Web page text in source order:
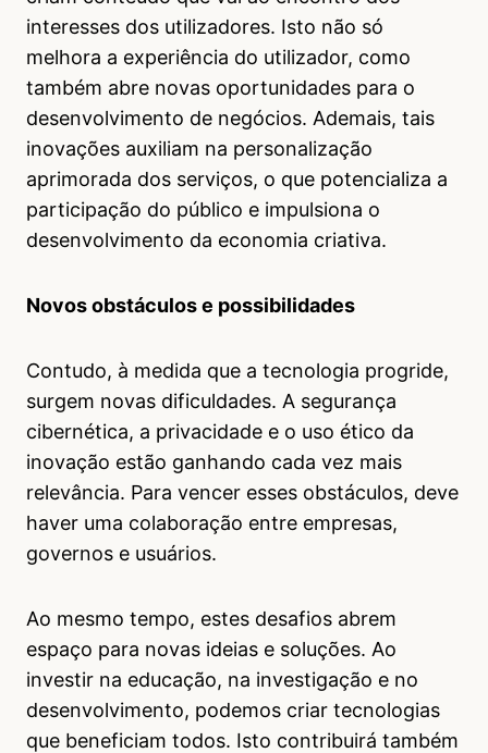
interesses dos utilizadores. Isto não só
melhora a experiência do utilizador, como
também abre novas oportunidades para o
desenvolvimento de negócios. Ademais, tais
inovações auxiliam na personalização
aprimorada dos serviços, o que potencializa a
participação do público e impulsiona o
desenvolvimento da economia criativa.
Novos obstáculos e possibilidades
Contudo, à medida que a tecnologia progride,
surgem novas dificuldades. A segurança
cibernética, a privacidade e o uso ético da
inovação estão ganhando cada vez mais
relevância. Para vencer esses obstáculos, deve
haver uma colaboração entre empresas,
governos e usuários.
Ao mesmo tempo, estes desafios abrem
espaço para novas ideias e soluções. Ao
investir na educação, na investigação e no
desenvolvimento, podemos criar tecnologias
que beneficiam todos. Isto contribuirá também